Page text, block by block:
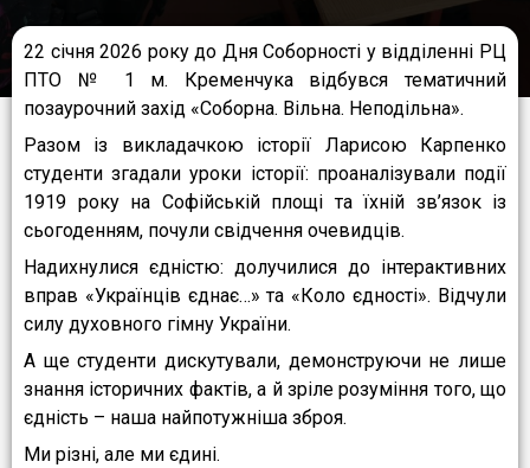
22 січня 2026 року до Дня Соборності у відділенні РЦ
ПТО № 1 м. Кременчука відбувся тематичний
позаурочний захід «Соборна. Вільна. Неподільна».
Разом із викладачкою історії Ларисою Карпенко
студенти згадали уроки історії: проаналізували події
1919 року на Софійській площі та їхній зв’язок із
сьогоденням, почули свідчення очевидців.
Надихнулися єдністю: долучилися до інтерактивних
вправ «Українців єднає…» та «Коло єдності». Відчули
силу духовного гімну України.
А ще студенти дискутували, демонструючи не лише
знання історичних фактів, а й зріле розуміння того, що
єдність – наша найпотужніша зброя.
Ми різні, але ми єдині.